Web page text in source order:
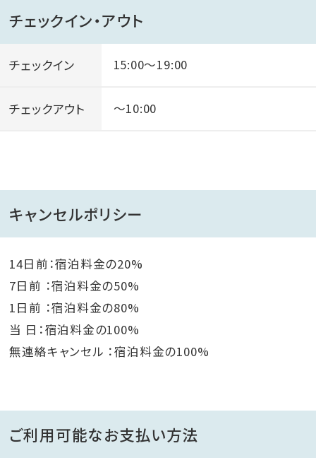
チェックイン・アウト
チェックイン 15:00～19:00
チェックアウト ～10:00
キャンセルポリシー
14日前：宿泊料金の20%
7日前 ：宿泊料金の50%
1日前 ：宿泊料金の80%
当 日：宿泊料金の100%
無連絡キャンセル ：宿泊料金の100%
ご利用可能なお支払い方法